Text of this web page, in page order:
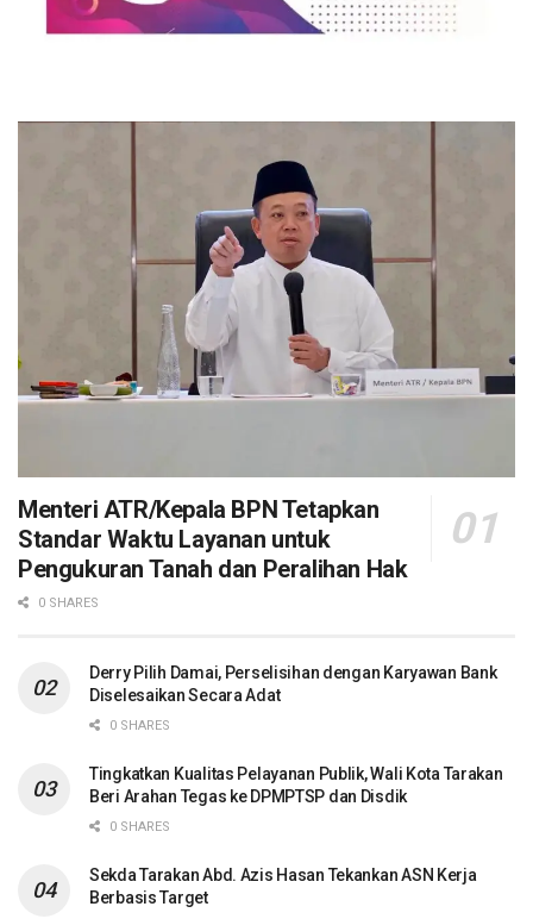
Menteri ATR/Kepala BPN Tetapkan
Standar Waktu Layanan untuk
Pengukuran Tanah dan Peralihan Hak
0 SHARES
Derry Pilih Damai, Perselisihan dengan Karyawan Bank
Diselesaikan Secara Adat
0 SHARES
Tingkatkan Kualitas Pelayanan Publik, Wali Kota Tarakan
Beri Arahan Tegas ke DPMPTSP dan Disdik
0 SHARES
Sekda Tarakan Abd. Azis Hasan Tekankan ASN Kerja
Berbasis Target